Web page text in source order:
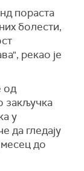
пораста
болести,
рекао је
од
закључка
у
да гледају
до